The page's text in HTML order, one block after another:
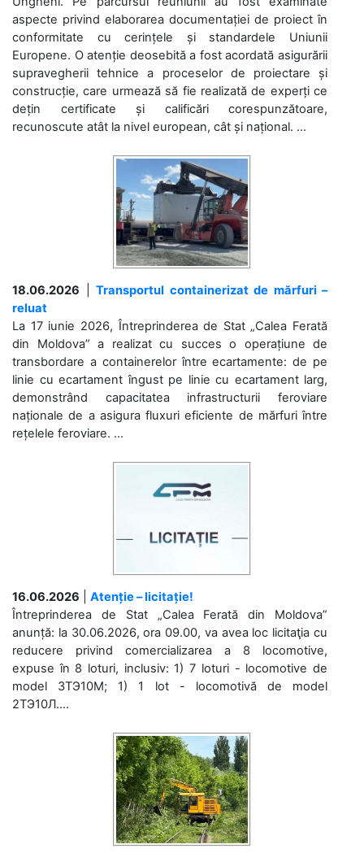
aspecte privind elaborarea documentației de proiect în
conformitate cu cerințele și standardele Uniunii
Europene. O atenție deosebită a fost acordată asigurării
supravegherii tehnice a proceselor de proiectare și
construcție, care urmează să fie realizată de experți ce
dețin certificate și calificări corespunzătoare,
recunoscute atât la nivel european, cât și național. ...
18.06.2026
Transportul containerizat de mărfuri –
reluat
La 17 iunie 2026, Întreprinderea de Stat „Calea Ferată
din Moldova” a realizat cu succes o operațiune de
transbordare a containerelor între ecartamente: de pe
linie cu ecartament îngust pe linie cu ecartament larg,
demonstrând capacitatea infrastructurii feroviare
naționale de a asigura fluxuri eficiente de mărfuri între
rețelele feroviare. ...
16.06.2026
Atenție – licitație!
Întreprinderea de Stat „Calea Ferată din Moldova”
anunță: la 30.06.2026, ora 09.00, va avea loc licitaţia cu
reducere privind comercializarea a 8 locomotive,
expuse în 8 loturi, inclusiv: 1) 7 loturi - locomotive de
model 3ТЭ10М; 1) 1 lot - locomotivă de model
2ТЭ10Л....